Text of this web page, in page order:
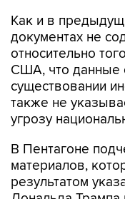
Как и в
документах не
относительно
США, что данные
существовании
также не
угрозу
В Пентагоне
материалов,
результатом